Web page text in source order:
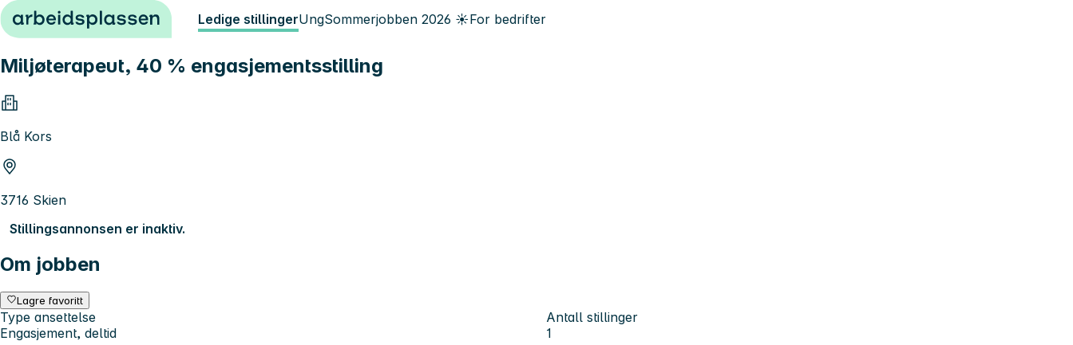
Hopp til innhold Ledige stillingerUngSommerjobben 2026 ☀️For bedrifter
Miljøterapeut, 40 % engasjementsstilling
Blå Kors
3716 Skien
Stillingsannonsen er inaktiv.
Om jobben
Lagre favoritt
Type ansettelse
Engasjement, deltid
Antall stillinger
1